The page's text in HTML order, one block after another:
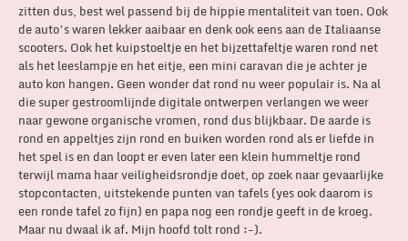
zitten dus, best wel passend bij de hippie mentaliteit van toen. Ook
de auto’s waren lekker aaibaar en denk ook eens aan de Italiaanse
scooters. Ook het kuipstoeltje en het bijzettafeltje waren rond net
als het leeslampje en het eitje, een mini caravan die je achter je
auto kon hangen. Geen wonder dat rond nu weer populair is. Na al
die super gestroomlijnde digitale ontwerpen verlangen we weer
naar gewone organische vromen, rond dus blijkbaar. De aarde is
rond en appeltjes zijn rond en buiken worden rond als er liefde in
het spel is en dan loopt er even later een klein hummeltje rond
terwijl mama haar veiligheidsrondje doet, op zoek naar gevaarlijke
stopcontacten, uitstekende punten van tafels (yes ook daarom is
een ronde tafel zo fijn) en papa nog een rondje geeft in de kroeg.
Maar nu dwaal ik af. Mijn hoofd tolt rond :-).